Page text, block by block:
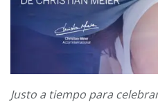
Justo a tiempo para